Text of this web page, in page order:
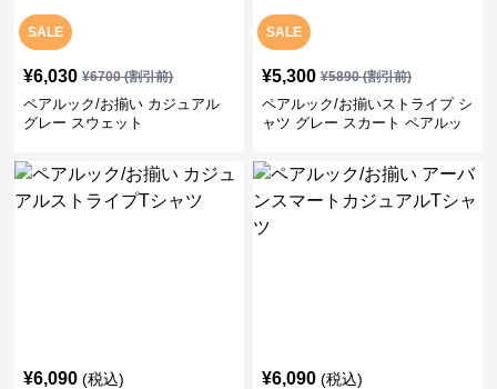
SALE
¥6,030 ¥6700(割引前)
ペアルック/お揃い カジュアル
グレー スウェット
SALE
¥5,300 ¥5890(割引前)
ペアルック/お揃いストライプ シ
ャツ グレー スカート ペアルッ
¥6,090 (税込) ¥6,090 (税込)